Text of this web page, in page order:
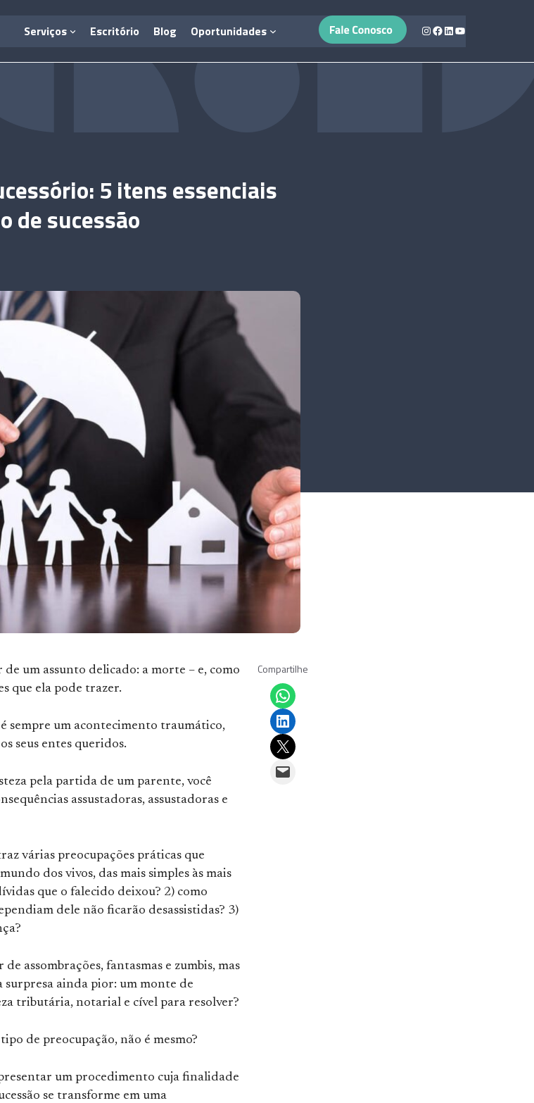
Serviços Escritório Blog Oportunidades Instagram
Facebook
LinkedIn
Youtube
5 itens essenciais
de sucessão
um assunto delicado: a morte – e, como
que ela pode trazer.
sempre um acontecimento traumático,
seus entes queridos.
pela partida de um parente, você
assustadoras, assustadoras e
várias preocupações práticas que
dos vivos, das mais simples às mais
que o falecido deixou? 2) como
dele não ficarão desassistidas? 3)
assombrações, fantasmas e zumbis, mas
surpresa ainda pior: um monte de
tributária, notarial e cível para resolver?
de preocupação, não é mesmo?
um procedimento cuja finalidade
se transforme em uma
Compartilhe
Share on WhatsApp
Share on LinkedIn
Email this Page
Email this Page